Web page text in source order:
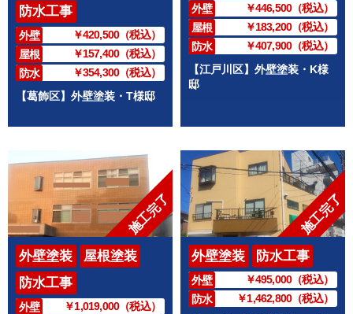
防水工事
外壁
￥420,500（税込）
屋根
￥157,400（税込）
防水
￥354,300（税込）
【葛飾区】外壁塗装・T様邸
外壁
￥446,500（税込）
屋根
￥183,200（税込）
防水
￥407,900（税込）
【江戸川区】外壁塗装・K様
邸
施工完了
外壁塗装
屋根塗装
防水工事
外壁
￥1,019,000（税込）
施工完了
外壁塗装 防水工事
外壁
￥495,000（税込）
防水
￥1,462,800（税込）